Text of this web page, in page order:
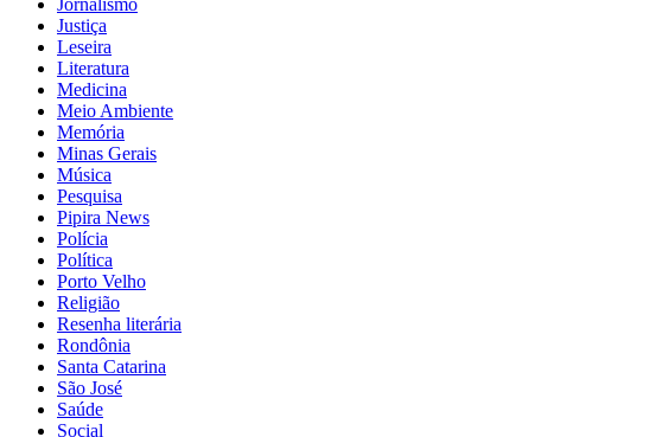
Jornalismo
Justiça
Leseira
Literatura
Medicina
Meio Ambiente
Memória
Minas Gerais
Música
Pesquisa
Pipira News
Polícia
Política
Porto Velho
Religião
Resenha literária
Rondônia
Santa Catarina
São José
Saúde
Social